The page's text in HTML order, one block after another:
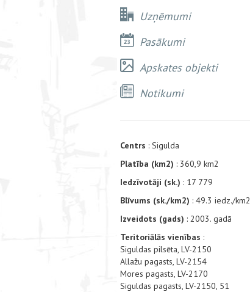
Uzņēmumi
Pasākumi
Apskates objekti
Notikumi
Centrs : Sigulda
Platība (km2) : 360,9 km2
Iedzīvotāji (sk.) : 17 779
Blīvums (sk./km2) : 49.3 iedz./km2
Izveidots (gads) : 2003. gadā
Teritoriālās vienības :
Siguldas pilsēta, LV-2150
Allažu pagasts, LV-2154
Mores pagasts, LV-2170
Siguldas pagasts, LV-2150, 51